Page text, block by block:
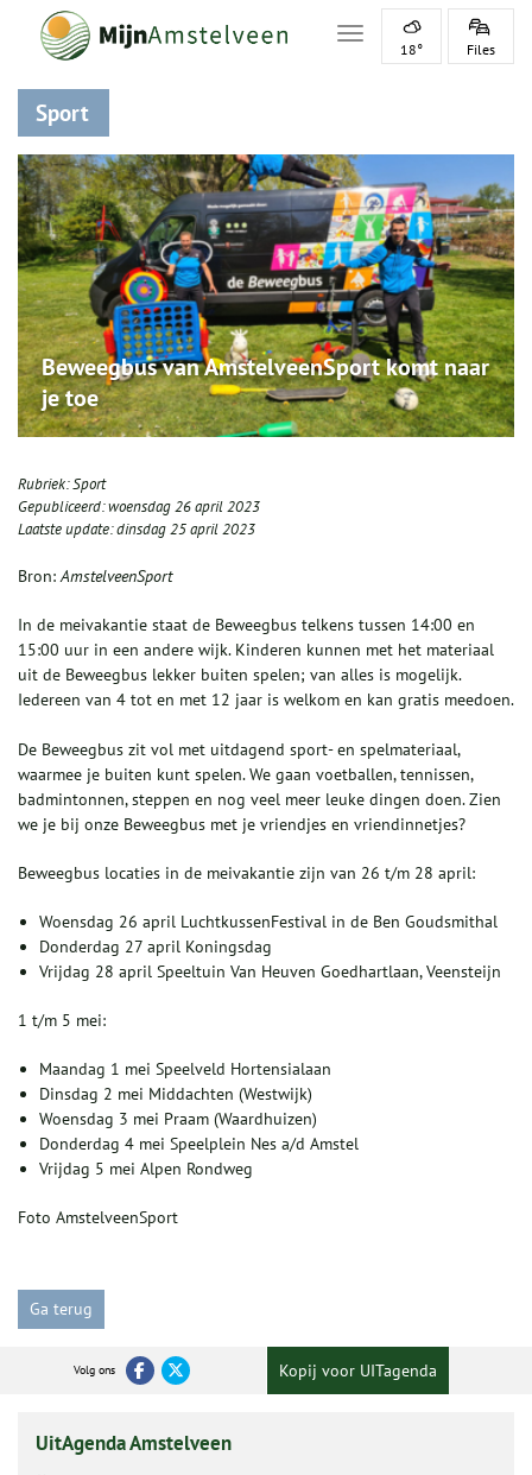
Toggle navigation
18° Files
Sport
Beweegbus van AmstelveenSport komt naar
je toe
Rubriek:Sport
Gepubliceerd:woensdag 26 april 2023
Laatste update:dinsdag 25 april 2023
Bron:AmstelveenSport
In de meivakantie staat de Beweegbus telkens tussen 14:00 en
15:00 uur in een andere wijk. Kinderen kunnen met het materiaal
uit de Beweegbus lekker buiten spelen; van alles is mogelijk.
Iedereen van 4 tot en met 12 jaar is welkom en kan gratis meedoen.
De Beweegbus zit vol met uitdagend sport- en spelmateriaal,
waarmee je buiten kunt spelen. We gaan voetballen, tennissen,
badmintonnen, steppen en nog veel meer leuke dingen doen. Zien
we je bij onze Beweegbus met je vriendjes en vriendinnetjes?
Beweegbus locaties in de meivakantie zijn van 26 t/m 28 april:
Woensdag 26 april LuchtkussenFestival in de Ben Goudsmithal
Donderdag 27 april Koningsdag
Vrijdag 28 april Speeltuin Van Heuven Goedhartlaan, Veensteijn
1 t/m 5 mei:
Maandag 1 mei Speelveld Hortensialaan
Dinsdag 2 mei Middachten (Westwijk)
Woensdag 3 mei Praam (Waardhuizen)
Donderdag 4 mei Speelplein Nes a/d Amstel
Vrijdag 5 mei Alpen Rondweg
Foto AmstelveenSport
Ga terug
Volg ons Kopij voor UITagenda
UitAgenda Amstelveen